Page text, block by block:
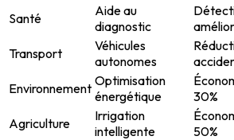
Santé
Aide au
diagnostic
Transport
Véhicules
autonomes
Environnement Optimisation
énergétique
30%
Agriculture
Irrigation
intelligente
50%